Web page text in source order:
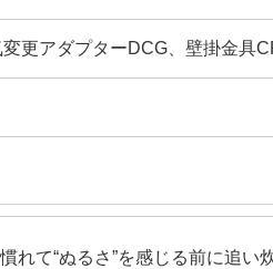
更アダプターDCG、壁掛金具
れて“ぬるさ”を感じる前に追い